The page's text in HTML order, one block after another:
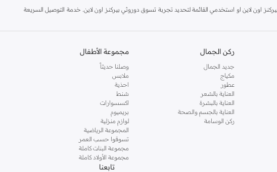
لاين او استخدمي القائمة لتحديد تجربة تسوق دوروثي بيركنز اون لاين. خدمة التوصيل السريعة
ركن الجمال
جديد الجمال
مكياج
عطور
العناية بالشعر
العناية بالبشرة
العناية بالجسم والصحة
ركن الوسامة
مجموعة الأطفال
وصلنا حديثاً
ملابس
احذية
شنط
اكسسوارات
بريميوم
لوازم منزلية
المجموعة الرياضية
تسوقوا حسب العمر
مجموعة البنات كاملة
مجموعة الأولاد كاملة
تابعنا